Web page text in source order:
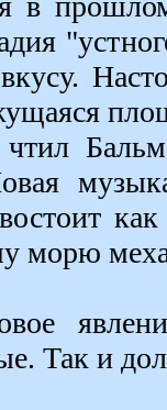
морю
Так и